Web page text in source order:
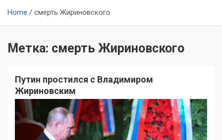
Home смерть Жириновского
Метка: смерть Жириновского
Путин простился с Владимиром
Жириновским